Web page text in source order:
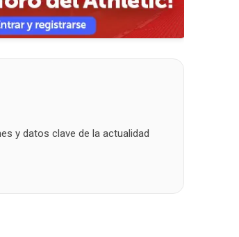
y datos clave de la actualidad